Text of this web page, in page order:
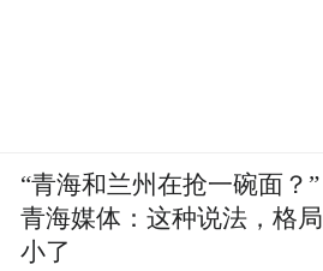
“青海和兰州在抢一碗面？”
青海媒体：这种说法，格局
小了